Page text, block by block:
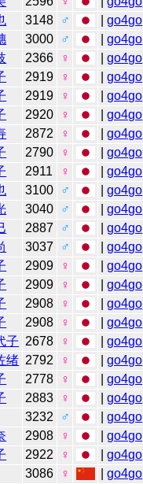
3148 ♂ |go4go
3000 ♂ |go4go
2366 ♀ |go4go
2919 ♀ |go4go
2919 ♀ |go4go
2920 ♀ |go4go
2872 ♀ |go4go
2790 ♀ |go4go
2911 ♀ |go4go
3100 ♂ |go4go
3040 ♂ |go4go
2887 ♂ |go4go
3037 ♂ |go4go
2909 ♀ |go4go
2909 ♀ |go4go
2908 ♀ |go4go
2908 ♀ |go4go
子 2678 ♀ |go4go
绪 2792 ♀ |go4go
2778 ♀ |go4go
2883 ♀ |go4go
3232 ♂ |go4go
2908 ♀ |go4go
2922 ♀ |go4go
3086 ♀ |go4go